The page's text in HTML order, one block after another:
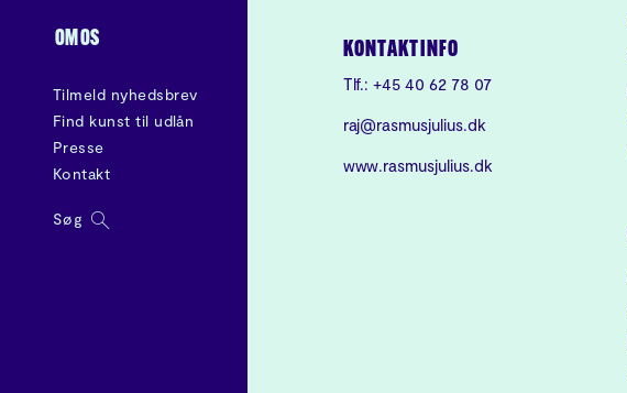
OM OS
Tilmeld nyhedsbrev
Find kunst til udlån
Presse
Kontakt
Søg
KONTAKTINFO
Tlf.: +45 40 62 78 07
raj@rasmusjulius.dk
www.rasmusjulius.dk